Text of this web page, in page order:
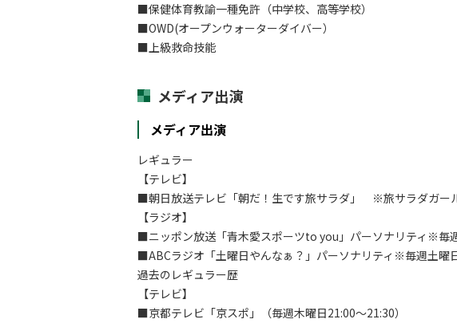
■保健体育教諭一種免許（中学校、高等学校）
■OWD(オープンウォーターダイバー）
■上級救命技能
メディア出演
メディア出演
レギュラー
【テレビ】
■朝日放送テレビ「朝だ！生です旅サラダ」 ※旅サラダガー
【ラジオ】
■ニッポン放送「青木愛スポーツto you」パーソナリティ※毎
■ABCラジオ「土曜日やんなぁ？」パーソナリティ※毎週土曜
過去のレギュラー歴
【テレビ】
■京都テレビ「京スポ」（毎週木曜日21:00～21:30）